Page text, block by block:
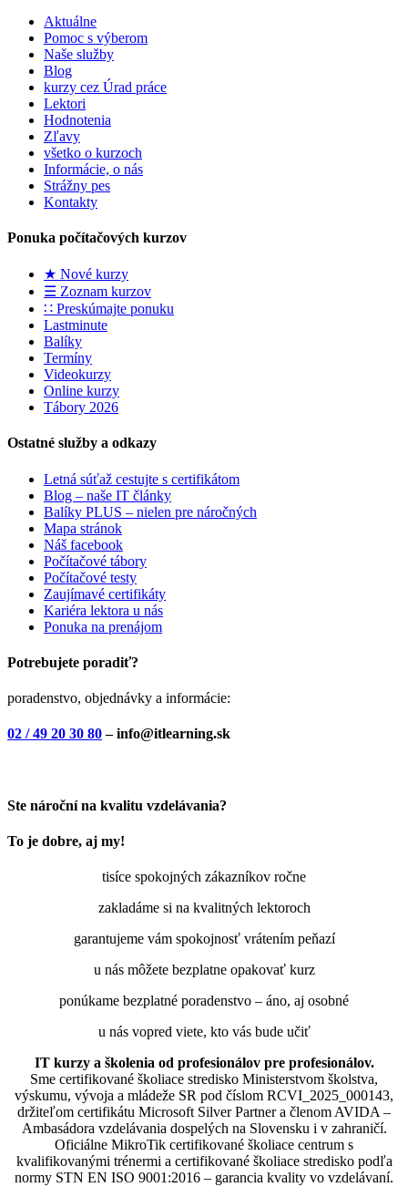
Aktuálne
Pomoc s výberom
Naše služby
Blog
kurzy cez Úrad práce
Lektori
Hodnotenia
Zľavy
všetko o kurzoch
Informácie, o nás
Strážny pes
Kontakty
Ponuka počítačových kurzov
★ Nové kurzy
☰ Zoznam kurzov
∷ Preskúmajte ponuku
Lastminute
Balíky
Termíny
Videokurzy
Online kurzy
Tábory 2026
Ostatné služby a odkazy
Letná súťaž cestujte s certifikátom
Blog – naše IT články
Balíky PLUS – nielen pre náročných
Mapa stránok
Náš facebook
Počítačové tábory
Počítačové testy
Zaujímavé certifikáty
Kariéra lektora u nás
Ponuka na prenájom
Potrebujete poradiť?
poradenstvo, objednávky a informácie:
02 / 49 20 30 80– info@itlearning.sk
Ste nároční na kvalitu vzdelávania?
To je dobre, aj my!
tisíce spokojných zákazníkov ročne
zakladáme si na kvalitných lektoroch
garantujeme vám spokojnosť vrátením peňazí
u nás môžete bezplatne opakovať kurz
ponúkame bezplatné poradenstvo – áno, aj osobné
u nás vopred viete, kto vás bude učiť
IT kurzy a školenia od profesionálov pre profesionálov.
Sme certifikované školiace stredisko Ministerstvom školstva,
výskumu, vývoja a mládeže SR pod číslom RCVI_2025_000143,
držiteľom certifikátu Microsoft Silver Partner a členom AVIDA –
Ambasádora vzdelávania dospelých na Slovensku i v zahraničí.​​​​​​​​​​​​​​​​
Oficiálne MikroTik certifikované školiace centrum s
kvalifikovanými trénermi ​​​​​​​​​​a certifikované školiace stredisko podľa
normy STN EN ISO 9001:2016 – garancia kvality vo vzdelávaní.